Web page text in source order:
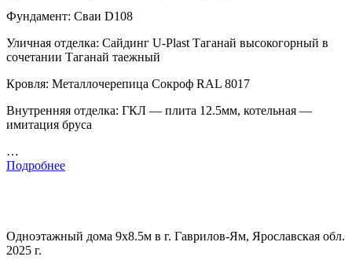
Фундамент: Сваи D108
Уличная отделка: Сайдинг U-Plast Таганай высокогорный в
сочетании Таганай таежный
Кровля: Металлочерепица Сокроф RAL 8017
Внутренняя отделка: ГКЛ — плита 12.5мм, котельная —
имитация бруса
…
Подробнее
Одноэтажный дома 9х8.5м в г. Гаврилов-Ям, Ярославская обл.
2025 г.